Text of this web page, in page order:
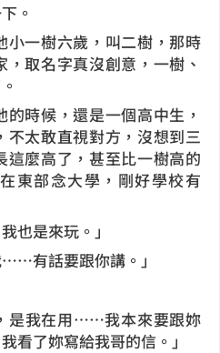
。
一樹六歲，叫二樹，那時
取名字真沒創意，一樹、
時候，還是一個高中生，
太敢直視對方，沒想到三
麼高了，甚至比一樹高的
東部念大學，剛好學校有
是來玩。」
有話要跟你講。」
我在用……我本來要跟妳
了妳寫給我哥的信。」